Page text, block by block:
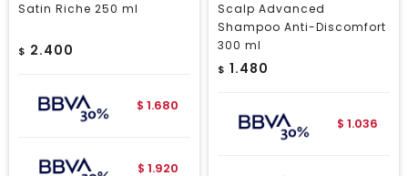
Satin Riche 250 ml
$ 2.400
$ 1.680
$ 1.920
Scalp Advanced
Shampoo Anti-Discomfort
300 ml
$ 1.480
$ 1.036